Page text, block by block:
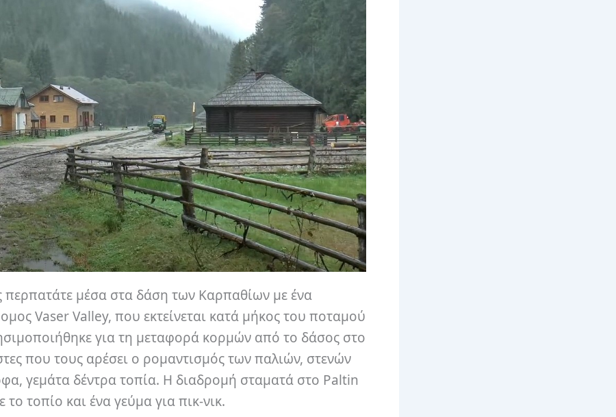
περπατάτε μέσα στα δάση των Καρπαθίων με ένα
Vaser Valley, που εκτείνεται κατά μήκος του ποταμού
για τη μεταφορά κορμών από το δάσος στο
που τους αρέσει ο ρομαντισμός των παλιών, στενών
γεμάτα δέντρα τοπία. Η διαδρομή σταματά στο Paltin
τοπίο και ένα γεύμα για πικ-νικ.